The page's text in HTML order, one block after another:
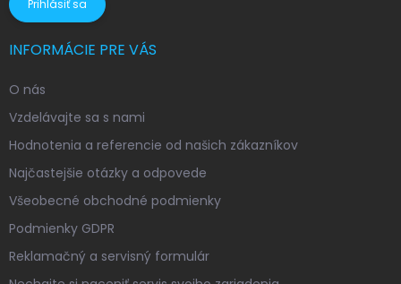
Prihlásiť sa
INFORMÁCIE PRE VÁS
O nás
Vzdelávajte sa s nami
Hodnotenia a referencie od našich zákazníkov
Najčastejšie otázky a odpovede
Všeobecné obchodné podmienky
Podmienky GDPR
Reklamačný a servisný formulár